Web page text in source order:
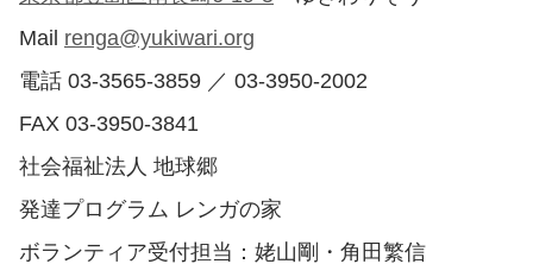
Mail renga@yukiwari.org
電話 03-3565-3859 ／ 03-3950-2002
FAX 03-3950-3841
社会福祉法人 地球郷
発達プログラム レンガの家
ボランティア受付担当：姥山剛・角田繁信